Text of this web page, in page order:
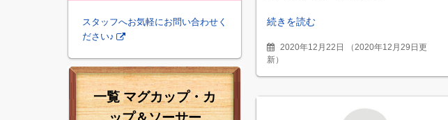
続きを読む
2020年12月22日 （ 2020年12月29日更
新）
スタッフへお気軽にお問い合わせく
ださい♪
一覧 マグカップ・カ